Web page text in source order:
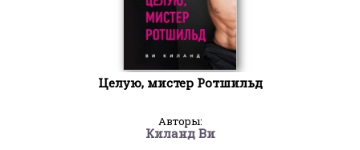
Целую, мистер Ротшильд
Авторы:
Киланд Ви